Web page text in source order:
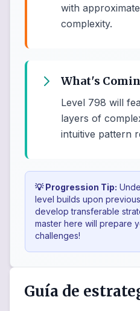
with
complexity.
What's
Level 798 will
layers of
intuitive pattern
💡 Progression Tip:
level builds upon
develop transferable
master here will prepare
challenges!
Guía de